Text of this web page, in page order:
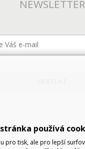
NEWSLETTER
používá
pro tisk, ale pro lepší